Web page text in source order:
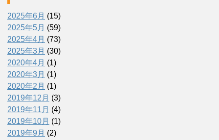
2025年6月 (15)
2025年5月 (59)
2025年4月 (73)
2025年3月 (30)
2020年4月 (1)
2020年3月 (1)
2020年2月 (1)
2019年12月 (3)
2019年11月 (4)
2019年10月 (1)
2019年9月 (2)